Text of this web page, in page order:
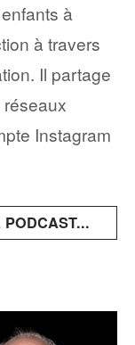
à
à travers
Il partage
Instagram